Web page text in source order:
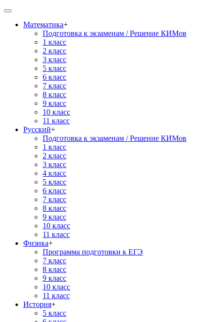
Математика+
Подготовка к экзаменам / Решение КИМов
1 класс
2 класс
3 класс
5 класс
6 класс
7 класс
8 класс
9 класс
10 класс
11 класс
Русский+
Подготовка к экзаменам / Решение КИМов
1 класс
2 класс
3 класс
4 класс
5 класс
6 класс
7 класс
8 класс
9 класс
10 класс
11 класс
Физика+
Программа подготовки к ЕГЭ
7 класс
8 класс
9 класс
10 класс
11 класс
История+
5 класс